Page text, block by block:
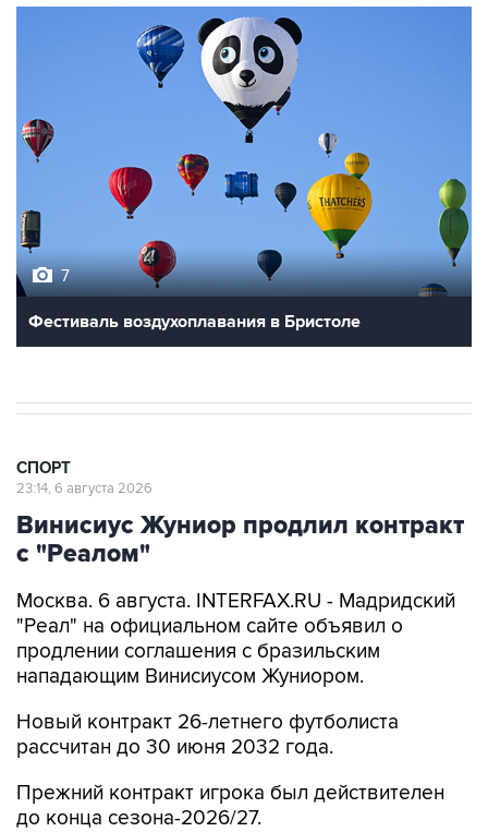
7
Фестиваль воздухоплавания в Бристоле
СПОРТ
23:14, 6 августа 2026
Винисиус Жуниор продлил контракт
с "Реалом"
Москва. 6 августа. INTERFAX.RU - Мадридский
"Реал" на официальном сайте объявил о
продлении соглашения с бразильским
нападающим Винисиусом Жуниором.
Новый контракт 26-летнего футболиста
рассчитан до 30 июня 2032 года.
Прежний контракт игрока был действителен
до конца сезона-2026/27.